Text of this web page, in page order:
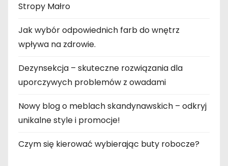
Stropy Małro
Jak wybór odpowiednich farb do wnętrz
wpływa na zdrowie.
Dezynsekcja – skuteczne rozwiązania dla
uporczywych problemów z owadami
Nowy blog o meblach skandynawskich – odkryj
unikalne style i promocje!
Czym się kierować wybierając buty robocze?